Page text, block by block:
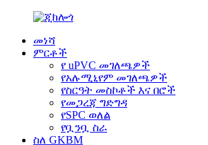
መነሻ
ምርቶች
የ uPVC መገለጫዎች
የአሉሚኒየም መገለጫዎች
የስርዓት መስኮቶች እና በሮች
የመጋረጃ ግድግዳ
የSPC ወለል
የቧንቧ ስራ
ስለ GKBM